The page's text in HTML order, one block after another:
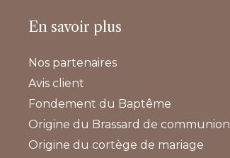
En savoir plus
Nos partenaires
Avis client
Fondement du Baptême
Origine du Brassard de communion
Origine du cortège de mariage